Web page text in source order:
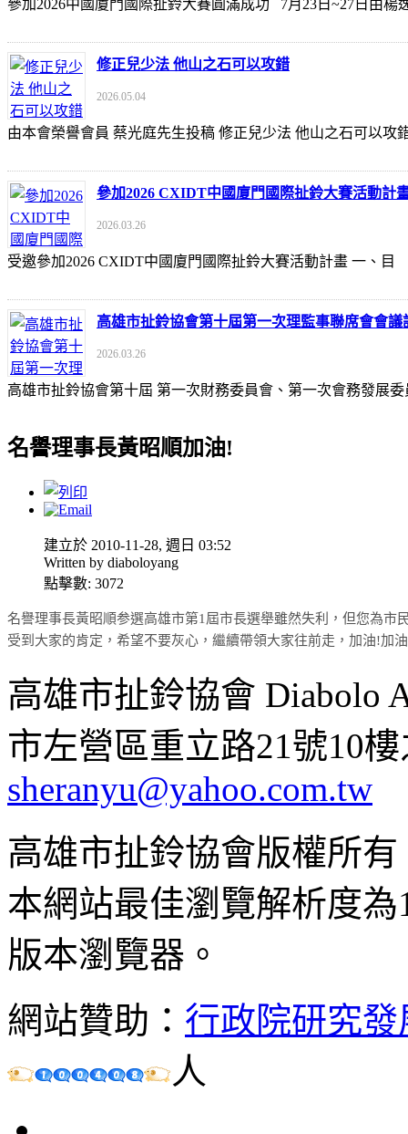
參加2026中國廈門國際扯鈴大賽圓滿成功 7月23日~27日由
修正兒少法 他山之石可以攻錯
2026.05.04
由本會榮譽會員 蔡光庭先生投稿 修正兒少法 他山之石可以攻
參加2026 CXIDT中國廈門國際扯鈴大賽活動計
2026.03.26
受邀參加2026 CXIDT中國廈門國際扯鈴大賽活動計畫 一、
高雄市扯鈴協會第十屆第一次理監事聯席會會議
2026.03.26
高雄市扯鈴協會第十屆 第一次財務委員會、第一次會務發展
名譽理事長黃昭順加油!
建立於 2010-11-28, 週日 03:52
Written by diaboloyang
點擊數: 3072
名譽理事長黃昭順参選高雄市第1屆市長選舉雖然失利，但您為市
受到大家的肯定，希望不要灰心，繼續帶領大家往前走，加油!加
高雄市扯鈴協會 Diabolo
市左營區重立路21號10
sheranyu@yahoo.com.tw
高雄市扯鈴協會版權所
本網站最佳瀏覽解析度
版本瀏覽器。
網站贊助： 行政院研究
人